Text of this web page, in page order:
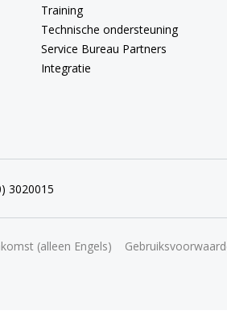
Training
Technische ondersteuning
Service Bureau Partners
Integratie
3020015
(alleen Engels)